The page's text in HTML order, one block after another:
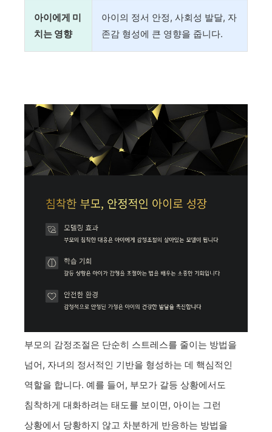
아이에게 미
치는 영향
아이의 정서 안정, 사회성 발달, 자
존감 형성에 큰 영향을 줍니다.
부모의 감정조절은 단순히 스트레스를 줄이는 방법을
넘어, 자녀의 정서적인 기반을 형성하는 데 핵심적인
역할을 합니다. 예를 들어, 부모가 갈등 상황에서도
침착하게 대화하려는 태도를 보이면, 아이는 그런
상황에서 당황하지 않고 차분하게 반응하는 방법을